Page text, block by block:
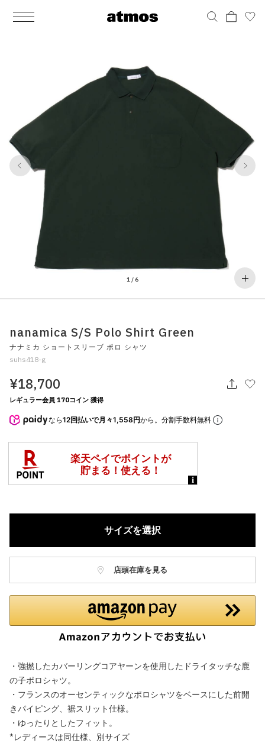
MEN
バッグ
アクセサリー
その他
アディダス ピックアップ
シューズ
サンダル
その他
すべてのシューズ
ライフスタイルランニング
ウェア
パンツ
ソックス
アンダーウェア
その他
すべてのウェア
バッグ
バックパック / リュック
ショルダー / メッセンジャーバッグ
トート / エコバッグ
クラッチ / セカンドバッグ
ウエストバッグ
その他
すべてのバッグ
アクセサリー
グッズ / アクセサリー
その他
すべてのアクセサリー
その他
おもちゃ / フィギュア
その他
すべてのその他
WOMENS
バッグ
アクセサリー
その他
アディダス ピックアップ
シューズ
サンダル / パンプス
その他
すべてのシューズ
ライフスタイルランニング
ウェア
パンツ
ワンピース
スカート
ソックス
アンダーウェア
水着
すべてのウェア
バッグ
バックパック / リュック
ショルダー / メッセンジャーバッグ
トート / エコバッグ
クラッチ / セカンドバッグ
ウエストバッグ
その他
すべてのバッグ
アクセサリー
グッズ / アクセサリー
その他
すべてのアクセサリー
その他
おもちゃ / フィギュア
その他
すべてのその他
1 /6
1 6
nanamica S/S Polo Shirt Green
ナナミカ ショートスリーブ ポロ シャツ
suhs418-g
¥18,700
レギュラー会員 170コイン 獲得
なら12回払いで月々1,558円から。分割手数料無料
サイズを選択
店頭在庫を見る
・強撚したカバーリングコアヤーンを使用したドライタッチな鹿
の子ポロシャツ。
・フランスのオーセンティックなポロシャツをベースにした前開
きパイピング、裾スリット仕様。
・ゆったりとしたフィット。
*レディースは同仕様、別サイズ